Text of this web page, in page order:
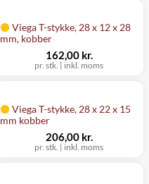
Viega T-stykke, 28 x 12 x 28
mm, kobber
pr. stk. | inkl. moms
162,00 kr.
Viega T-stykke, 28 x 22 x 15
mm kobber
pr. stk. | inkl. moms
206,00 kr.